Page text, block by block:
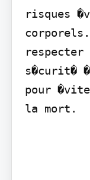
risques
respecter
s�curit�
pour
la mort.